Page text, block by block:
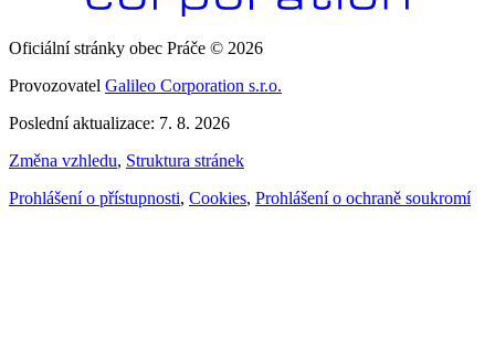
Oficiální stránky obec Práče © 2026
Provozovatel Galileo Corporation s.r.o.
Poslední aktualizace: 7. 8. 2026
Změna vzhledu, Struktura stránek
Prohlášení o přístupnosti, Cookies, Prohlášení o ochraně soukromí